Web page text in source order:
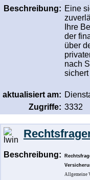
Beschreibung: Eine
Ihre
der
über
nach
sichert
aktualisiert am:
Zugriffe: 3332
Beschreibung:
Allgemeine